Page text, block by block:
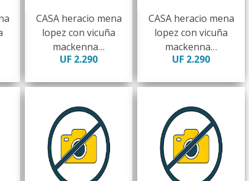
CASA heracio mena
lopez con vicuña
mackenna…
UF 2.290
CASA heracio mena
lopez con vicuña
mackenna…
UF 2.290